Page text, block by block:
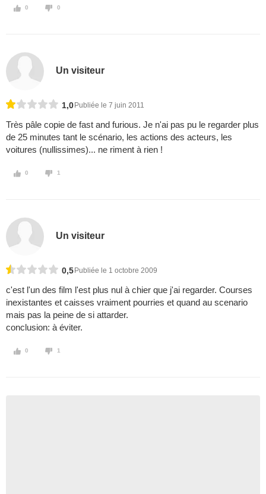
0 0
Un visiteur
1,0 Publiée le 7 juin 2011
Très pâle copie de fast and furious. Je n'ai pas pu le regarder plus
de 25 minutes tant le scénario, les actions des acteurs, les
voitures (nullissimes)... ne riment à rien !
0 1
Un visiteur
0,5 Publiée le 1 octobre 2009
c'est l'un des film l'est plus nul à chier que j'ai regarder. Courses
inexistantes et caisses vraiment pourries et quand au scenario
mais pas la peine de si attarder.
conclusion: à éviter.
0 1